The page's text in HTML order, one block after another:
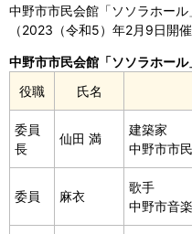
中野市市民会館「ソソラホー
（2023（令和5）年2月9日開
中野市市民会館「ソソラホー
役職
氏名
委員
長
仙田 満
建築家
中野市市
委員 麻衣
歌手
中野市音